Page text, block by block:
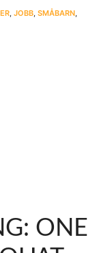
, JOBB, SMÅBARN,
ONE